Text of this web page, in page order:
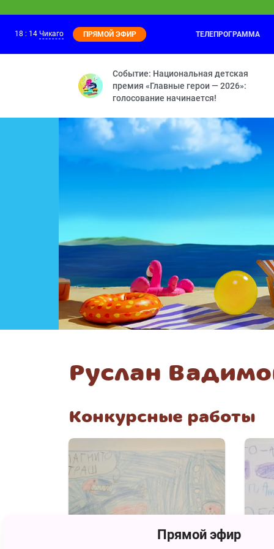
17:30
Смешарики
Принц для Нюши — Двигатель
18 : 14 Чикаго ПРЯМОЙ ЭФИР ТЕЛЕПРОГРАММА
Событие: Национальная детская
премия «Главные герои — 2026»:
голосование начинается!
Руслан
Конкурсные работы
137
Прямой эфир